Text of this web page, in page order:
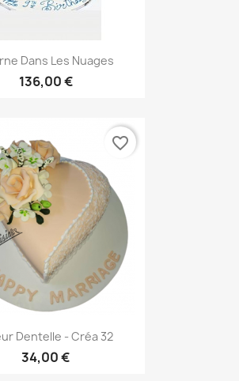
Aperçu rapide
Dans Les Nuages
136,00 €
Aperçu rapide
Dentelle - Créa 32
34,00 €
favorite_border